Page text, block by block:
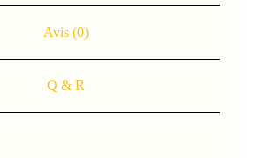
Avis (0)
Q & R